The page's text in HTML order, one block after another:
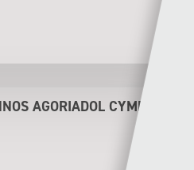
AGORIADOL CYMRU